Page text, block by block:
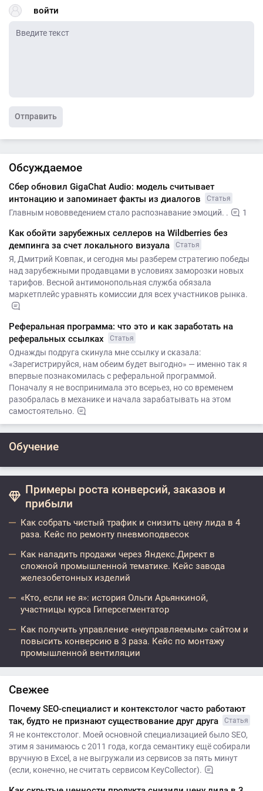
войти
Отправить
Обсуждаемое
Сбер обновил GigaChat Audio: модель считывает
интонацию и запоминает факты из диалогов
Статья
Главным нововведением стало распознавание эмоций. . 1
Как обойти зарубежных селлеров на Wildberries без
демпинга за счет локального визуала
Статья
Я, Дмитрий Ковпак, и сегодня мы разберем стратегию победы
над зарубежными продавцами в условиях заморозки новых
тарифов. Весной антимонопольная служба обязала
маркетплейс уравнять комиссии для всех участников рынка.
Реферальная программа: что это и как заработать на
реферальных ссылках
Статья
Однажды подруга скинула мне ссылку и сказала:
«Зарегистрируйся, нам обеим будет выгодно» — именно так я
впервые познакомилась с реферальной программой.
Поначалу я не воспринимала это всерьез, но со временем
разобралась в механике и начала зарабатывать на этом
самостоятельно.
Обучение
Примеры роста конверсий, заказов и
прибыли
Как собрать чистый трафик и снизить цену лида в 4
раза. Кейс по ремонту пневмоподвесок
Как наладить продажи через Яндекс.Директ в
сложной промышленной тематике. Кейс завода
железобетонных изделий
«Кто, если не я»: история Ольги Арьянкиной,
участницы курса Гиперсегментатор
Как получить управление «неуправляемым» сайтом и
повысить конверсию в 3 раза. Кейс по монтажу
промышленной вентиляции
Свежее
Почему SEO-специалист и контекстолог часто работают
так, будто не признают существование друг друга
Статья
Я не контекстолог. Моей основной специализацией было SEO,
этим я занимаюсь с 2011 года, когда семантику ещё собирали
вручную в Excel, а не выгружали из сервисов за пять минут
(если, конечно, не считать сервисом KeyCollector).